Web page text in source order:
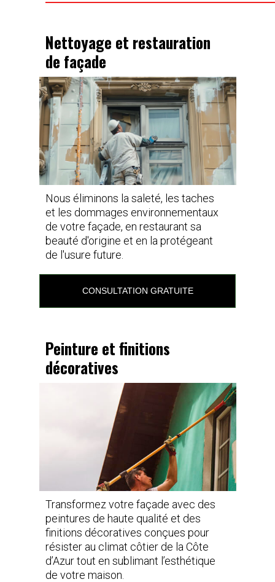
Peinture et finitions
décoratives
Transformez votre façade avec des
peintures de haute qualité et des
finitions décoratives conçues pour
résister au climat côtier de la Côte
d’Azur tout en sublimant l’esthétique
de votre maison.
Nettoyage et restauration
de façade
CONSULTATION GRATUITE
Nous éliminons la saleté, les taches
et les dommages environnementaux
de votre façade, en restaurant sa
beauté d'origine et en la protégeant
de l'usure future.